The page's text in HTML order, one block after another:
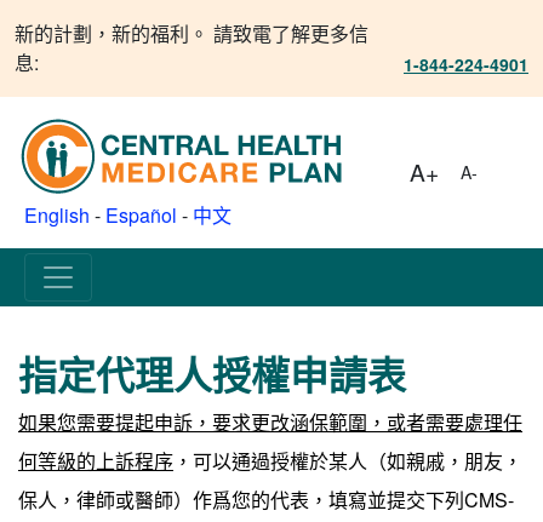
新的計劃，新的福利。 請致電了解更多信
息:
1-844-224-4901
English - Español - 中文
A+ A-
指定代理人授權申請表
如果您需要提起申訴，要求更改涵保範圍，或者需要處理任
何等級的上訴程序 ，可以通過授權於某人（如親戚，朋友，
保人，律師或醫師）作爲您的代表，填寫並提交下列CMS-